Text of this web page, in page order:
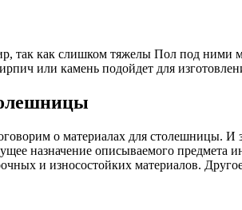
так как слишком тяжелы Пол под
или камень подойдет для
о материалах для столешницы.
назначение описываемого предмета
и износостойких материалов.